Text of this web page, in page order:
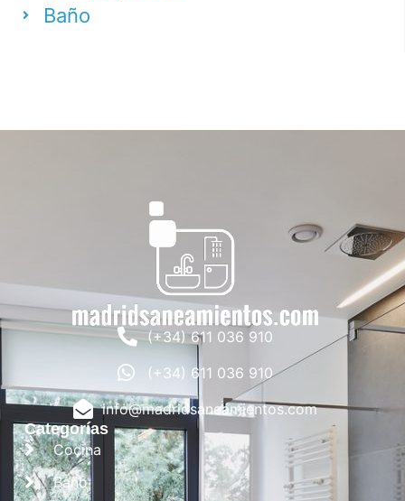
Baño
(+34) 611 036 910
(+34) 611 036 910
info@madridsaneamientos.com
Categorías
Cocina
Baño